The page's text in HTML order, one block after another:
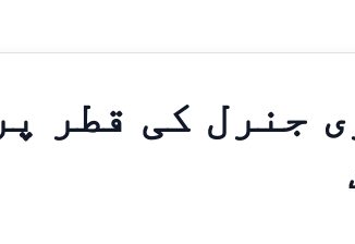
جنرل کی قطر پر